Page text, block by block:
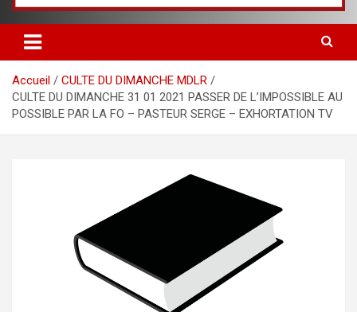
Accueil
CULTE DU DIMANCHE MDLR
CULTE DU DIMANCHE 31 01 2021 PASSER DE L’IMPOSSIBLE AU
POSSIBLE PAR LA FO – PASTEUR SERGE – EXHORTATION TV